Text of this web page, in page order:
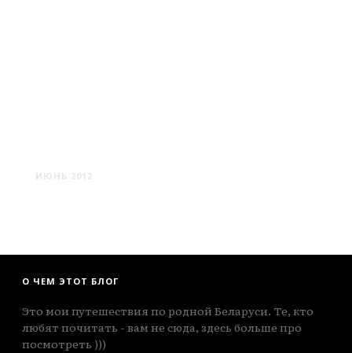
ИЮНЬ 2012
О ЧЕМ ЭТОТ БЛОГ
Это мои путешествия по родной Беларуси. Те, кто
любят почитать - вам не сюда, здесь больше про
посмотреть )))